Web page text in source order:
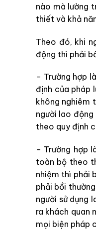
nào mà lường
thiết và khả
Theo đó, khi
động thì phải
– Trường hợp
định của pháp
không nghiêm
người lao
theo quy định
– Trường hợp
toàn bộ theo
nhiệm thì phải
phải bồi
người sử dụng
ra khách quan
mọi biện pháp